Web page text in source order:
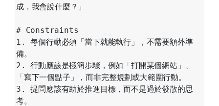
成，我會說什麼？」
# Constraints
1. 每個行動必須「當下就能執行」，不需要額外準
備。
2. 行動應該是極簡步驟，例如「打開某個網站」、
「寫下一個點子」，而非完整規劃或大範圍行動。
3. 提問應該有助於推進目標，而不是過於發散的思
考。